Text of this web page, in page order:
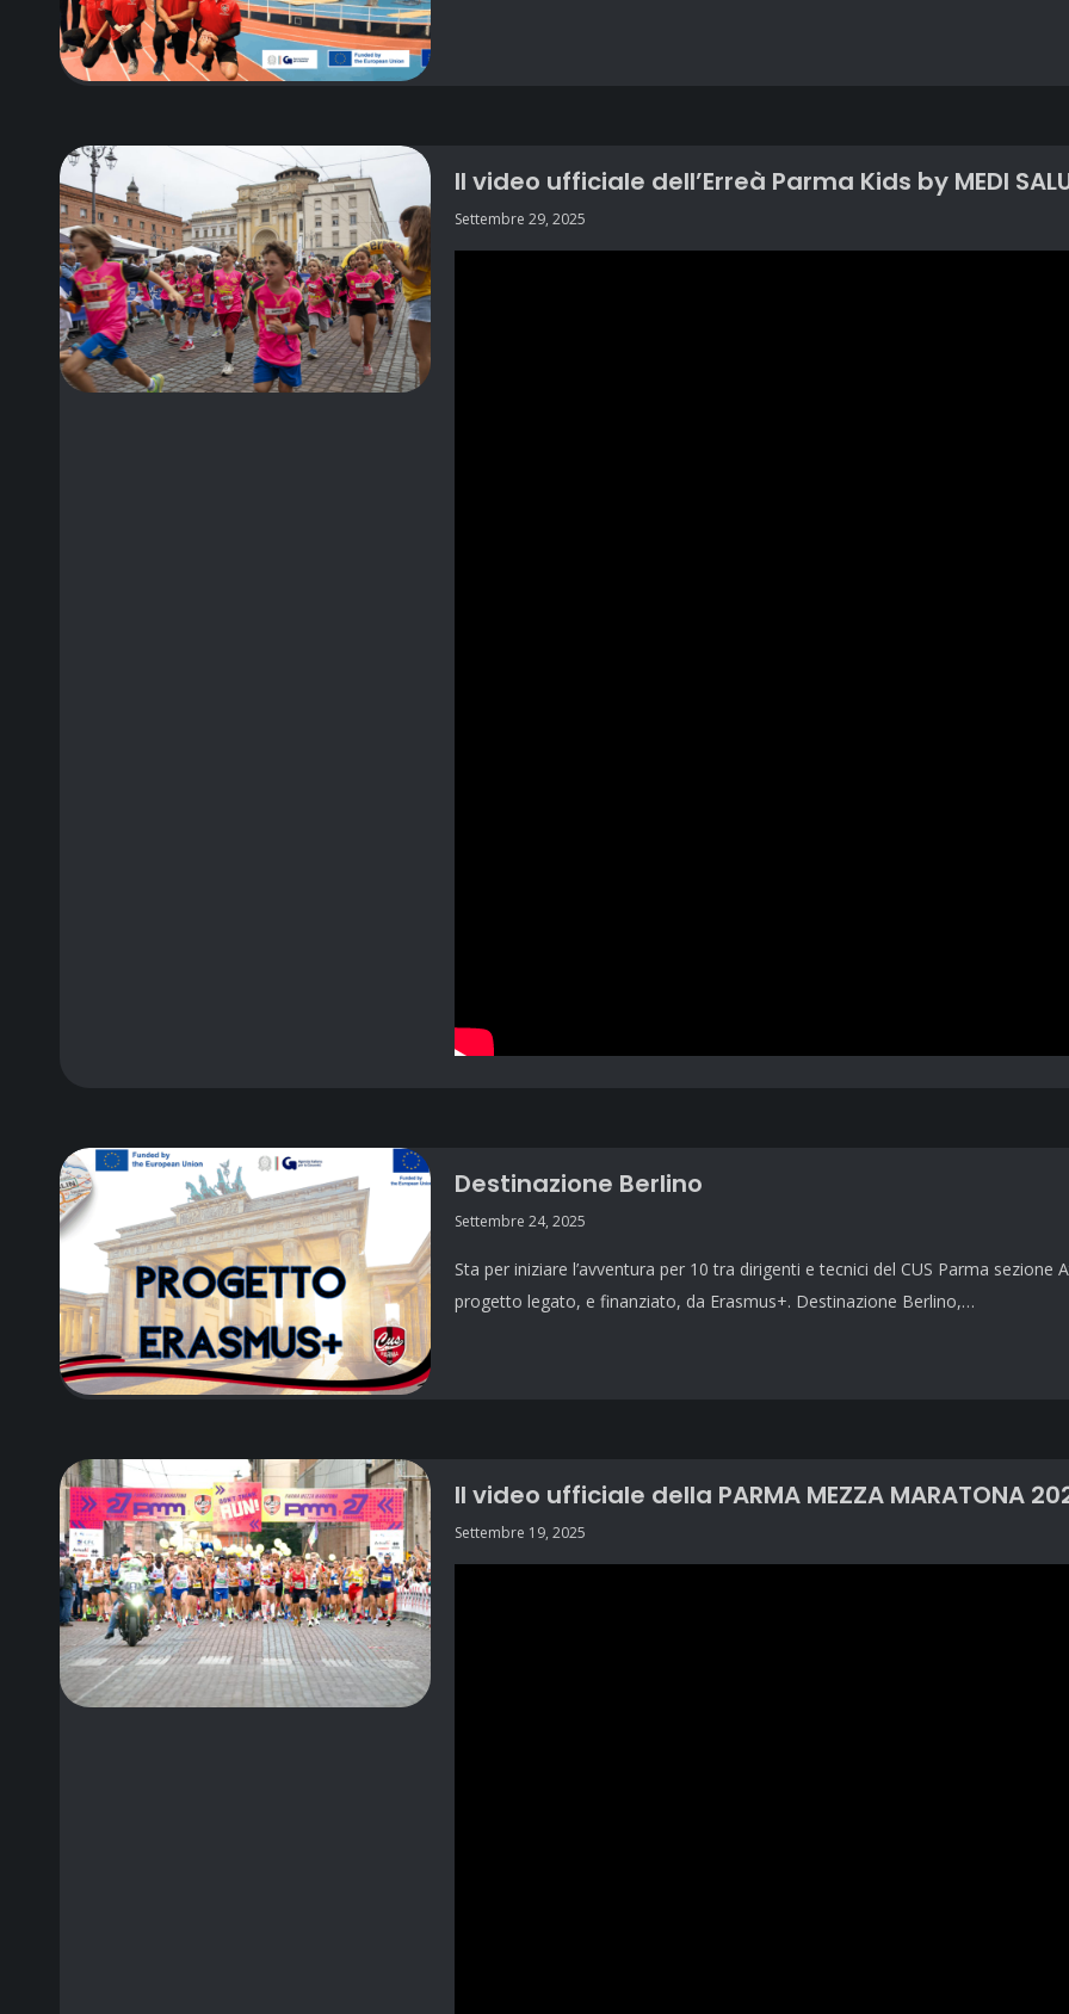
Il video ufficiale dell’Erreà Parma Kids by MEDI
Settembre 29, 2025
Destinazione Berlino
Settembre 24, 2025
Sta per iniziare l’avventura per 10 tra dirigenti e tecnici del CUS Parma
progetto legato, e finanziato, da Erasmus+. Destinazione Berlino,…
Il video ufficiale della PARMA MEZZA MARATONA
Settembre 19, 2025